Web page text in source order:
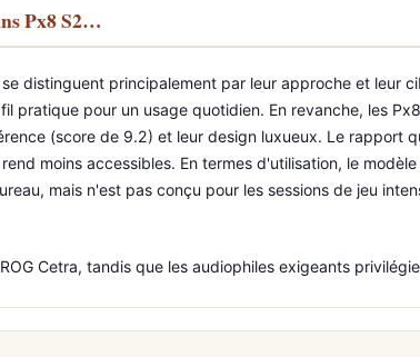
Px8 S2…
distinguent principalement par leur approche et leur
pour un usage quotidien. En revanche, les
(score de 9.2) et leur design luxueux. Le rapport
moins accessibles. En termes d'utilisation, le
mais n'est pas conçu pour les sessions de jeu
Cetra, tandis que les audiophiles exigeants